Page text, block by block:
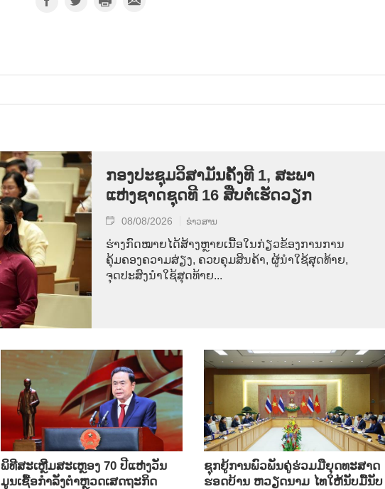
ກອງປະຊຸມວິສາມັນຄັ້ງທີ 1, ສະພາ
ແຫ່ງຊາດຊຸດທີ 16 ສືບຕໍ່ເຮັດວຽກ
08/08/2026 ຂ່າວສານ
ຮ່າງກົດໝາຍໄດ້ສ້າງຫຼາຍເນື້ອໃນກ່ຽວຂ້ອງການການ
ຄຸ້ມຄອງຄວາມສ່ຽງ, ຄວບຄຸມສິນຄ້າ, ຜູ້ນຳໃຊ້ສຸດທ້າຍ,
ຈຸດປະສົງນຳໃຊ້ສຸດທ້າຍ...
ພິທີສະເຫຼີມສະເຫຼອງ 70 ປີແຫ່ງວັນ
ມູນເຊື້ອກຳລັງຕຳຫຼວດເສດຖະກິດ
ຊຸກ​ຍູ້​ການ​ພົວ​ພັນ​ຄູ່​ຮ່ວມ​ມື​ຍຸດ​ທະ​ສາດ​
ຮອດ​ບ້ານ ຫວຽດ​ນາມ ໄທ​ໃຫ້​ນັບ​ມື້​ນັບ​